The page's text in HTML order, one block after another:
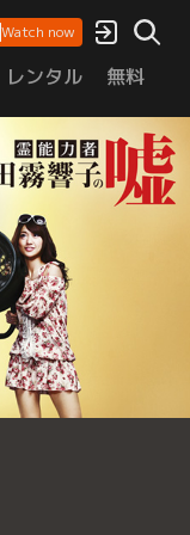
Watch now
レンタル 無料